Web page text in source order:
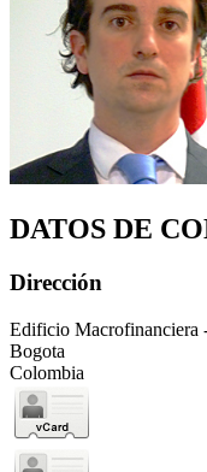
DATOS DE
Dirección
Edificio Macrofinanciera
Bogota
Colombia